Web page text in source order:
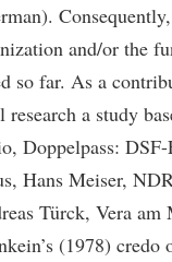
and/or the
so far. As a
a study
Doppelpass:
Hans Meiser,
Türck, Vera am
(1978)